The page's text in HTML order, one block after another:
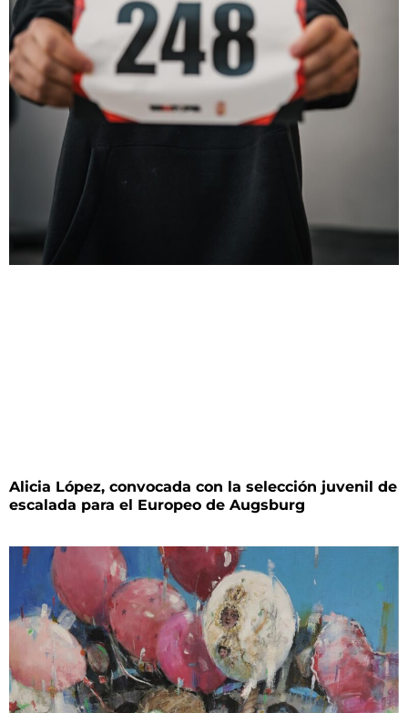
Alicia López, convocada con la selección juvenil de
escalada para el Europeo de Augsburg